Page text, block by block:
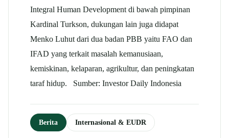
Integral Human Development di bawah pimpinan
Kardinal Turkson, dukungan lain juga didapat
Menko Luhut dari dua badan PBB yaitu FAO dan
IFAD yang terkait masalah kemanusiaan,
kemiskinan, kelaparan, agrikultur, dan peningkatan
taraf hidup. Sumber: Investor Daily Indonesia
Berita Internasional & EUDR